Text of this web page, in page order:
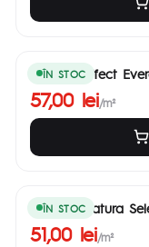
ÎN STOC
Parchet Effect
57,00 lei/m²
ÎN STOC
Parchet Natura
51,00 lei/m²